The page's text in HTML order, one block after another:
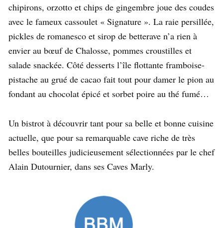
chipirons, orzotto et chips de gingembre joue des coudes
avec le fameux cassoulet « Signature ». La raie persillée,
pickles de romanesco et sirop de betterave n’a rien à
envier au bœuf de Chalosse, pommes croustilles et
salade snackée. Côté desserts l’île flottante framboise-
pistache au grué de cacao fait tout pour damer le pion au
fondant au chocolat épicé et sorbet poire au thé fumé…
Un bistrot à découvrir tant pour sa belle et bonne cuisine
actuelle, que pour sa remarquable cave riche de très
belles bouteilles judicieusement sélectionnées par le chef
Alain Dutournier, dans ses Caves Marly.